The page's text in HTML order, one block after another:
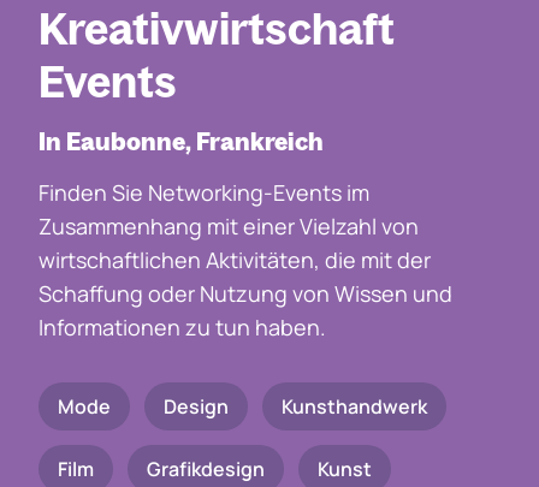
Kreativwirtschaft
Events
In Eaubonne, Frankreich
Finden Sie Networking-Events im
Zusammenhang mit einer Vielzahl von
wirtschaftlichen Aktivitäten, die mit der
Schaffung oder Nutzung von Wissen und
Informationen zu tun haben.
Mode Design Kunsthandwerk
Film Grafikdesign Kunst